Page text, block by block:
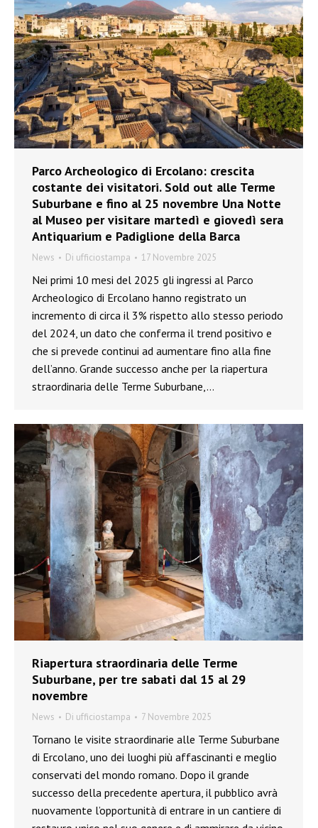
Parco Archeologico di Ercolano: crescita
costante dei visitatori. Sold out alle Terme
Suburbane e fino al 25 novembre Una Notte
al Museo per visitare martedì e giovedì sera
Antiquarium e Padiglione della Barca
News Di ufficiostampa 17 Novembre 2025
Nei primi 10 mesi del 2025 gli ingressi al Parco
Archeologico di Ercolano hanno registrato un
incremento di circa il 3% rispetto allo stesso periodo
del 2024, un dato che conferma il trend positivo e
che si prevede continui ad aumentare fino alla fine
dell’anno. Grande successo anche per la riapertura
straordinaria delle Terme Suburbane,…
Riapertura straordinaria delle Terme
Suburbane, per tre sabati dal 15 al 29
novembre
News Di ufficiostampa 7 Novembre 2025
Tornano le visite straordinarie alle Terme Suburbane
di Ercolano, uno dei luoghi più affascinanti e meglio
conservati del mondo romano. Dopo il grande
successo della precedente apertura, il pubblico avrà
nuovamente l’opportunità di entrare in un cantiere di